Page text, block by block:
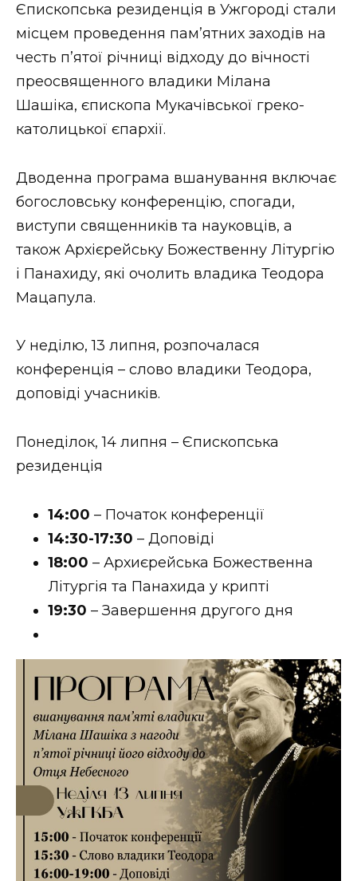
Втрачений Ужгород (відеоверсія)
ЗАКАРПАТСЬКІ НОВИНИ
ВІДЕО
Єпископська резиденція в Ужгороді стали
місцем проведення пам’ятних заходів на
честь п’ятої річниці відходу до вічності
преосвященного владики Мілана
Шашіка, єпископа Мукачівської греко-
католицької єпархії.
Дводенна програма вшанування включає
богословську конференцію, спогади,
виступи священників та науковців, а
також Архієрейську Божественну Літургію
і Панахиду, які очолить владика Теодора
Мацапула.
У неділю, 13 липня, розпочалася
конференція – слово владики Теодора,
доповіді учасників.
Понеділок, 14 липня – Єпископська
резиденція
14:00 – Початок конференції
14:30-17:30 – Доповіді
18:00 – Архиєрейська Божественна
Літургія та Панахида у крипті
19:30 – Завершення другого дня